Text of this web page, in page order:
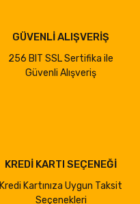
GÜVENLİ ALIŞVERİŞ
256 BIT SSL Sertifika ile
Güvenli Alışveriş
KREDİ KARTI SEÇENEĞİ
Kredi Kartınıza Uygun Taksit
Seçenekleri